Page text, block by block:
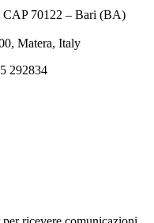
CAP 70122 – Bari (BA)
Matera, Italy
292834